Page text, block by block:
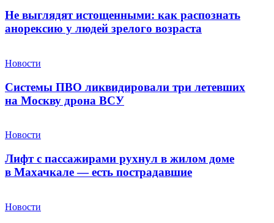
Не выглядят истощенными: как распознать
анорексию у людей зрелого возраста
Новости
Системы ПВО ликвидировали три летевших
на Москву дрона ВСУ
Новости
Лифт с пассажирами рухнул в жилом доме
в Махачкале — есть пострадавшие
Новости